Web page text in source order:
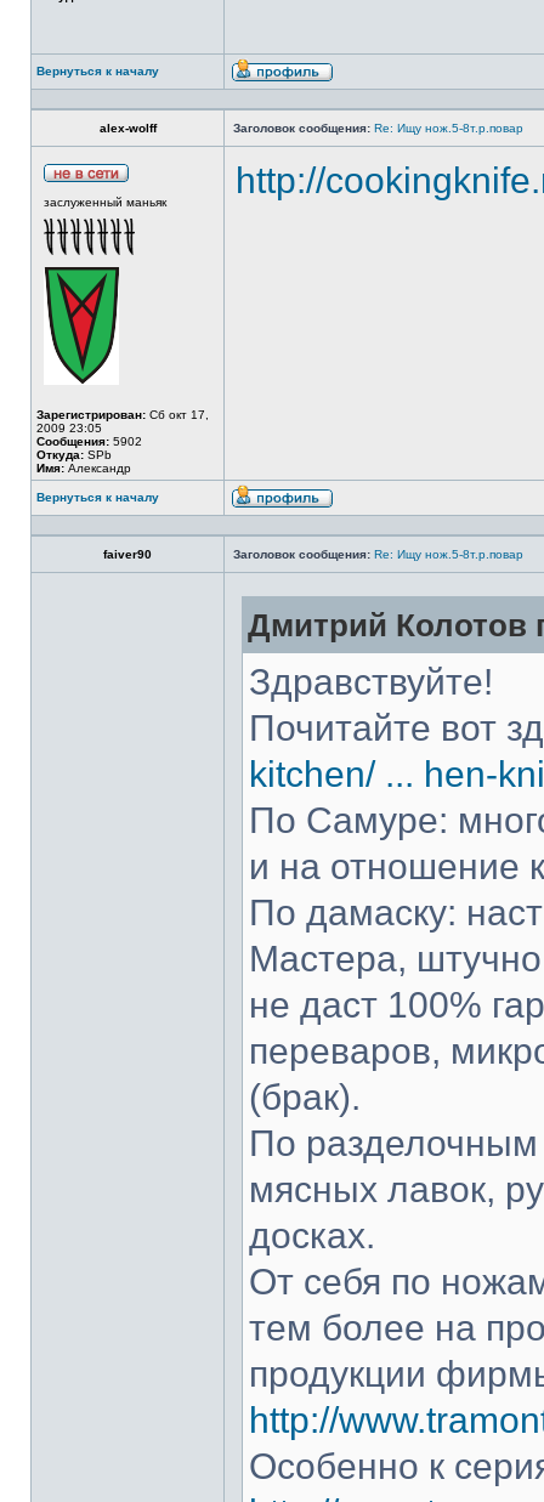
Вернуться к началу
alex-wolff Заголовок сообщения: Re: Ищу нож.5-8т.р.повар
заслуженный маньяк
Зарегистрирован: Сб окт 17,
2009 23:05
Сообщения: 5902
Откуда: SPb
Имя: Александр
http://
Вернуться к началу
faiver90 Заголовок сообщения: Re: Ищу нож.5-8т.р.повар
Дмитрий Колотов
Здравствуйте!
Почитайте вот
kitchen/ ... hen-
По Самуре:
и на отношение
По дамаску:
Мастера,
не даст 100%
переваров,
(брак).
По разделочным
мясных лавок,
досках.
От себя по
тем более на
продукции
http://
Особенно к